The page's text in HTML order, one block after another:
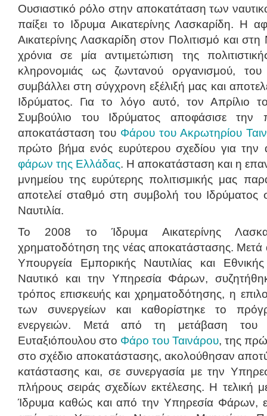
Ουσιαστικό ρόλο στην αποκατάταση των
παίξει το Ιδρυμα Αικατερίνης Λασκαρίδη. Η
Αικατερίνης Λασκαρίδη στον Πολιτισμό και στη
χρόνια σε μία αντιμετώπιση της
κληρονομιάς ως ζωντανού οργανισμού,
συμβάλλει στη σύγχρονη εξέλιξή μας και
Ιδρύματος. Για το λόγο αυτό, τον Απρίλιο
Συμβούλιο του Ιδρύματος αποφάσισε την
αποκατάσταση του Φάρου του Ακρωτηρίου
πρώτο βήμα ενός ευρύτερου σχεδίου για την
φάρων της Ελλάδας. Η αποκατάσταση και η
μνημείου της ευρύτερης πολιτισμικής μας
αποτελεί σταθμό στη συμβολή του Ιδρύματος
Ναυτιλία.
Το 2008 το Ίδρυμα Αικατερίνης
χρηματοδότηση της νέας αποκατάστασης. Μετά
Υπουργεία Εμπορικής Ναυτιλίας και
Ναυτικό και την Υπηρεσία Φάρων,
τρόπος επισκευής και χρηματοδότησης, η
των συνεργείων και καθορίστηκε το
ενεργειών. Μετά από τη μετάβαση του
Ευταξιόπουλου στο Φάρο του Ταινάρου, της
στο σχέδιο αποκατάστασης, ακολούθησαν
κατάστασης και, σε συνεργασία με την
πλήρους σειράς σχεδίων εκτέλεσης. Η τελική
Ίδρυμα καθώς και από την Υπηρεσία Φάρων,